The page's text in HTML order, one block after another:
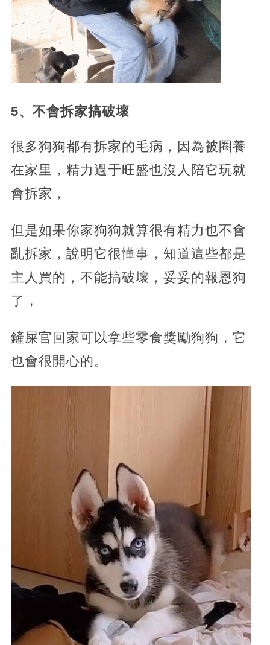
5、不會拆家搞破壞
很多狗狗都有拆家的毛病，因為被圈養
在家里，精力過于旺盛也沒人陪它玩就
會拆家，
但是如果你家狗狗就算很有精力也不會
亂拆家，說明它很懂事，知道這些都是
主人買的，不能搞破壞，妥妥的報恩狗
了，
鏟屎官回家可以拿些零食獎勵狗狗，它
也會很開心的。